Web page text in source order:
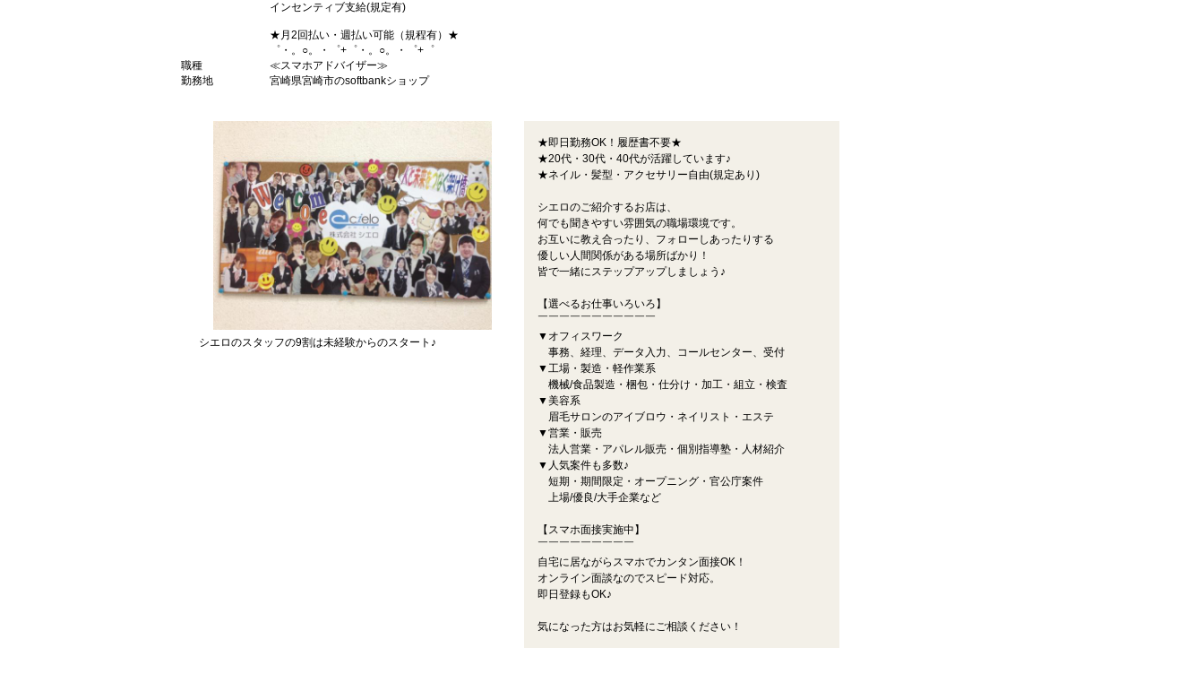
インセンティブ支給(規定有)
★月2回払い・週払い可能（規程有）★
゜・。○。・゜+゜・。○。・゜+゜
職種
≪スマホアドバイザー≫
勤務地
宮崎県宮崎市のsoftbankショップ
シエロのスタッフの9割は未経験からのスタート♪
★即日勤務OK！履歴書不要★
★20代・30代・40代が活躍しています♪
★ネイル・髪型・アクセサリー自由(規定あり)
シエロのご紹介するお店は、
何でも聞きやすい雰囲気の職場環境です。
お互いに教え合ったり、フォローしあったりする
優しい人間関係がある場所ばかり！
皆で一緒にステップアップしましょう♪
【選べるお仕事いろいろ】
￣￣￣￣￣￣￣￣￣￣￣
▼オフィスワーク
事務、経理、データ入力、コールセンター、受付
▼工場・製造・軽作業系
機械/食品製造・梱包・仕分け・加工・組立・検査
▼美容系
眉毛サロンのアイブロウ・ネイリスト・エステ
▼営業・販売
法人営業・アパレル販売・個別指導塾・人材紹介
▼人気案件も多数♪
短期・期間限定・オープニング・官公庁案件
上場/優良/大手企業など
【スマホ面接実施中】
￣￣￣￣￣￣￣￣￣
自宅に居ながらスマホでカンタン面接OK！
オンライン面談なのでスピード対応。
即日登録もOK♪
気になった方はお気軽にご相談ください！